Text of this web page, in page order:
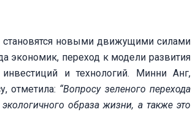
становятся новыми движущими силами
экономик, переход к модели развития
и технологий. Минни Анг,
отметила: “Вопросу зеленого перехода
образа жизни, а также это